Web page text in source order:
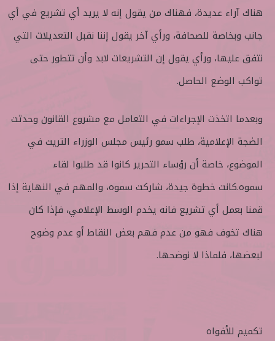
هناك آراء عديدة، فهناك من يقول إنه لا يريد أي تشريع في أي
جانب وبخاصة للصحافة، ورأي آخر يقول إننا نقبل التعديلات التي
نتفق عليها، ورأي يقول إن التشريعات لابد وأن تتطور حتى
تواكب الوضع الحاصل.
وبعدما اتخذت الإجراءات في التعامل مع مشروع القانون وحدثت
الضجة الإعلامية، طلب سمو رئيس مجلس الوزراء التريث في
الموضوع، خاصة أن رؤساء التحرير كانوا قد طلبوا لقاء
سموه.كانت خطوة جيدة، شاركت سموه، والمهم في النهاية إذا
قمنا بعمل أي تشريع فانه يخدم الوسط الإعلامي، فإذا كان
هناك تخوف فهو من عدم فهم بعض النقاط أو عدم وضوح
لبعضها، فلماذا لا نوضحها.
تكميم للأفواه